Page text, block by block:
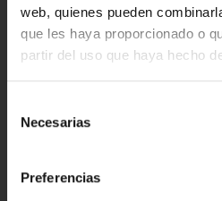
web, quienes pueden
que les haya proporcionado o
partir del uso que haya hecho
Necesarias
Preferencias
MARKETING
Marketing y Ventas
Redes Sociales